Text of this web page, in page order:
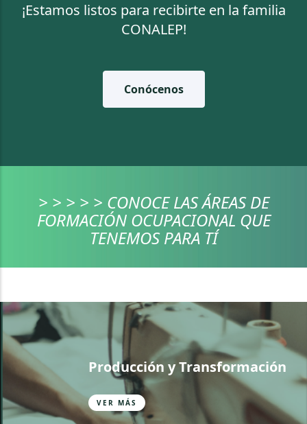
¡Estamos listos para recibirte en la familia
CONALEP!
Conócenos
> > > > > CONOCE LAS ÁREAS DE
FORMACIÓN OCUPACIONAL QUE
TENEMOS PARA TÍ
Producción y Transformación
VER MÁS